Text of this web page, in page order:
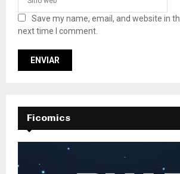
Save my name, email, and website in
next time I comment.
Ficomics